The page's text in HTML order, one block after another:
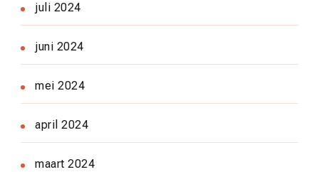
juli 2024
juni 2024
mei 2024
april 2024
maart 2024